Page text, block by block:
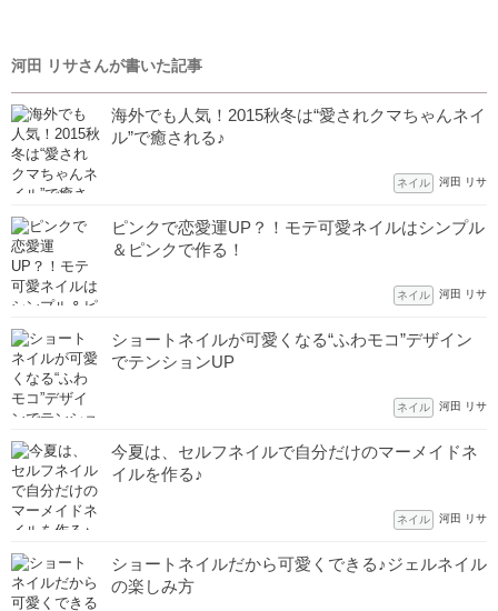
河田 リサさんが書いた記事
海外でも人気！2015秋冬は“愛されクマちゃんネイ
ル”で癒される♪
ネイル 河田 リサ
ピンクで恋愛運UP？！モテ可愛ネイルはシンプル
＆ピンクで作る！
ネイル 河田 リサ
ショートネイルが可愛くなる“ふわモコ”デザイン
でテンションUP
ネイル 河田 リサ
今夏は、セルフネイルで自分だけのマーメイドネ
イルを作る♪
ネイル 河田 リサ
ショートネイルだから可愛くできる♪ジェルネイル
の楽しみ方